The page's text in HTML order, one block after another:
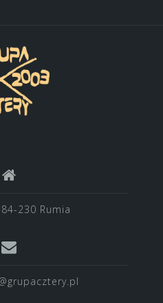
230 Rumia